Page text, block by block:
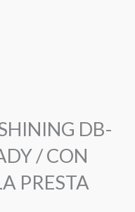
DB-
/ CON
PRESTA